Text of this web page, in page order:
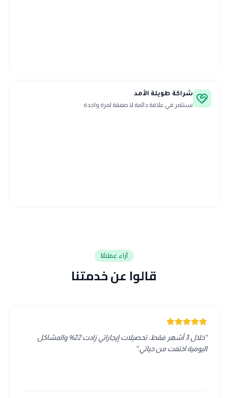
شراكة طويلة الأمد
نستثمر في علاقة دائمة لا صفقة لمرة واحدة
آراء عملائنا
قالوا عن خدمتنا
“
خلال 3 أشهر فقط، تحصيلات إيجاراتي زادت 22% والمشاكل
اليومية اختفت من حياتي.”